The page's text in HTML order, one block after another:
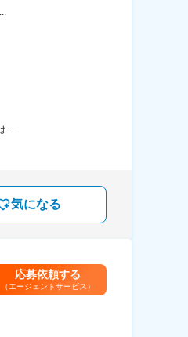
気になる
応募依頼する
（エージェントサービス）